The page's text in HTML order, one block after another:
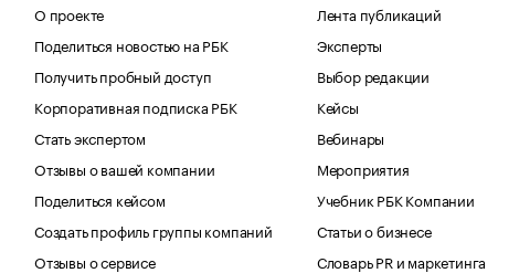
О проекте
Поделиться новостью на РБК
Получить пробный доступ
Корпоративная подписка РБК
Стать экспертом
Отзывы о вашей компании
Поделиться кейсом
Создать профиль группы компаний
Отзывы о сервисе
Лента публикаций
Эксперты
Выбор редакции
Кейсы
Вебинары
Мероприятия
Учебник РБК Компании
Статьи о бизнесе
Словарь PR и маркетинга